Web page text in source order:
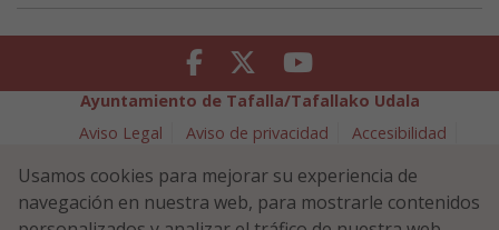
Facebook Twitter Youtube
Ayuntamiento de Tafalla/Tafallako Udala
Aviso Legal
Aviso de privacidad
Accesibilidad
Política de Seguridad de la Información
Plaza Navarra 5 - 31300 Tafalla (NAVARRA)
948 70 18 11
Usamos cookies para mejorar su experiencia de
navegación en nuestra web, para mostrarle contenidos